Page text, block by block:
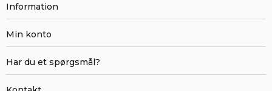
Information
Min konto
Har du et spørgsmål?